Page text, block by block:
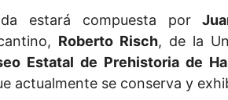
estará compuesta por
Roberto Risch, de la
Estatal de Prehistoria de
actualmente se conserva y